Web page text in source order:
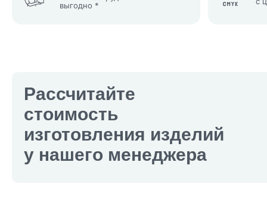
выгодно *
Рассчитайте
стоимость
изготовления изделий
у нашего менеджера